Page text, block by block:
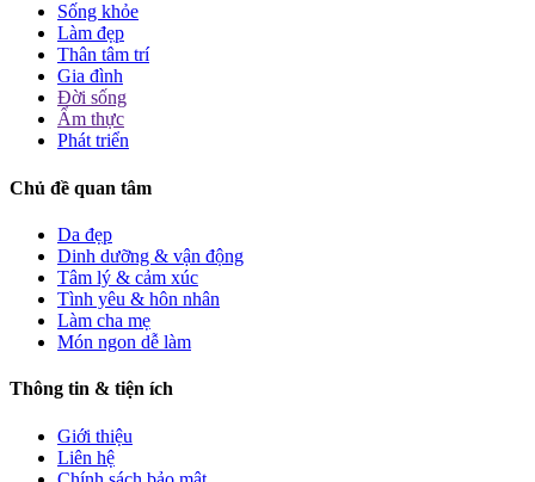
Sống khỏe
Làm đẹp
Thân tâm trí
Gia đình
Đời sống
Ẩm thực
Phát triển
Chủ đề quan tâm
Da đẹp
Dinh dưỡng & vận động
Tâm lý & cảm xúc
Tình yêu & hôn nhân
Làm cha mẹ
Món ngon dễ làm
Thông tin & tiện ích
Giới thiệu
Liên hệ